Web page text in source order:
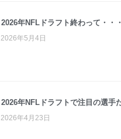
2026年NFLドラフト終わって・・
2026年5月4日
2026年NFLドラフトで注目の選手
2026年4月23日